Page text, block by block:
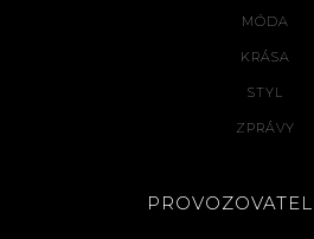
MÓDA
KRÁSA
STYL
ZPRÁVY